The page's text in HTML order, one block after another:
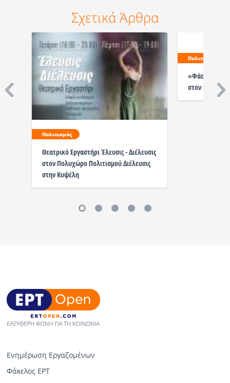
Σχετικά Άρθρα
Πολιτισμός
Θεατρικό Εργαστήρι Έλευσις - Διέλευσις
στον Πολυχώρο Πολιτισμού Διέλευσις
στην Κυψέλη
Πολιτισμός
«Φάουστ» Δύο
στον
Ενημέρωση Εργαζομένων
Φάκελος ΕΡΤ